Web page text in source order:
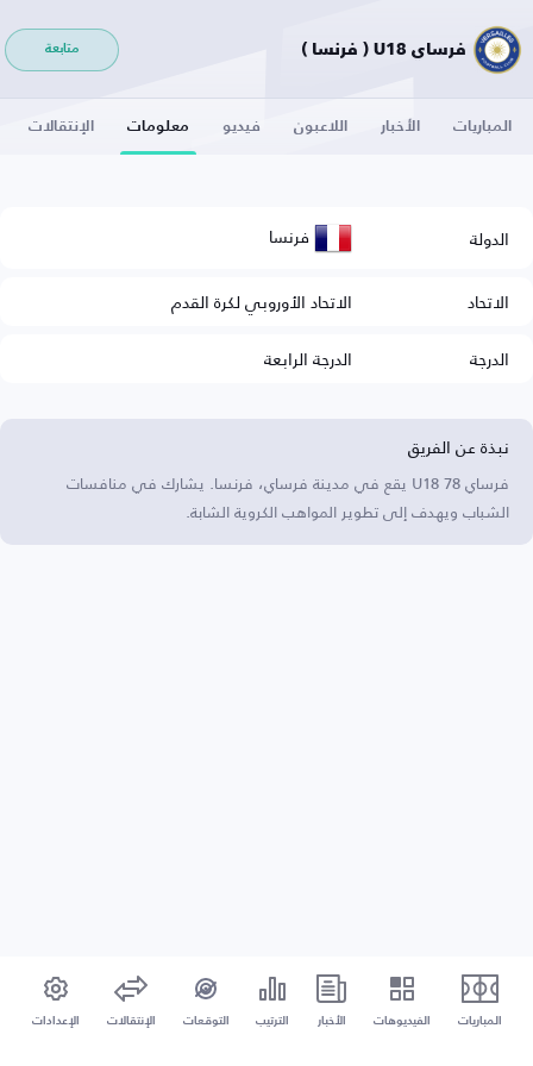
فرساي U18 ( فرنسا ) متابعة
المباريات الأخبار اللاعبون فيديو معلومات الإنتقالات
الدولة فرنسا
الاتحاد
الاتحاد الأوروبي لكرة القدم
الدرجة
الدرجة الرابعة
نبذة عن الفريق
فرساي 78 U18 يقع في مدينة فرساي، فرنسا. يشارك في منافسات
الشباب ويهدف إلى تطوير المواهب الكروية الشابة.
المباريات الفيديوهات الأخبار الترتيب التوقعات الإنتقالات الإعدادات